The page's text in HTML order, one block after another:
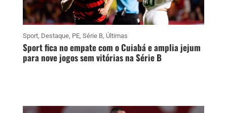
Sport, Destaque, PE, Série B, Últimas
Sport fica no empate com o Cuiabá e amplia jejum
para nove jogos sem vitórias na Série B